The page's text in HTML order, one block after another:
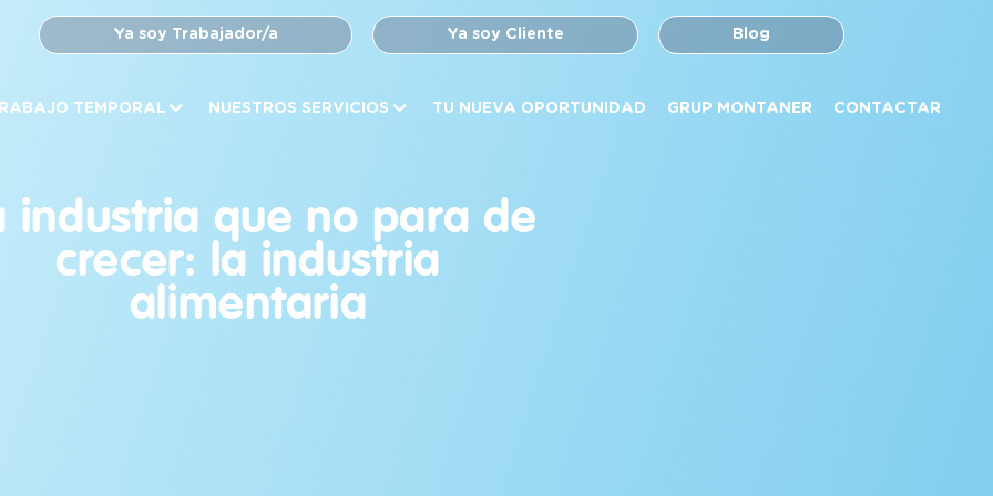
Ya soy Trabajador/a Ya soy Cliente Blog
TEMPORAL NUESTROS SERVICIOS TU NUEVA OPORTUNIDAD GRUP MONTANER CONTACTAR
industria que no para de
crecer: la industria
alimentaria